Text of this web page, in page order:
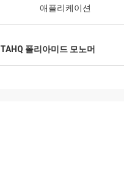
애플리케이션
TAHQ 폴리아미드 모노머